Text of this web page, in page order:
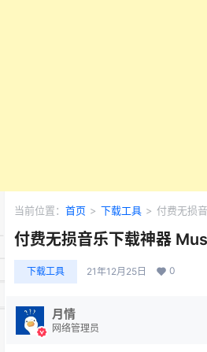
当前位置： 首页 > 下载工具 > 付费无损
付费无损音乐下载神器
下载工具 21年12月25日 0
月情
网络管理员